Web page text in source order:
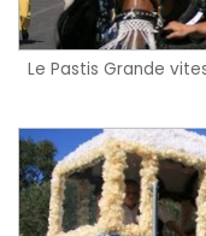
Le Pastis Grande